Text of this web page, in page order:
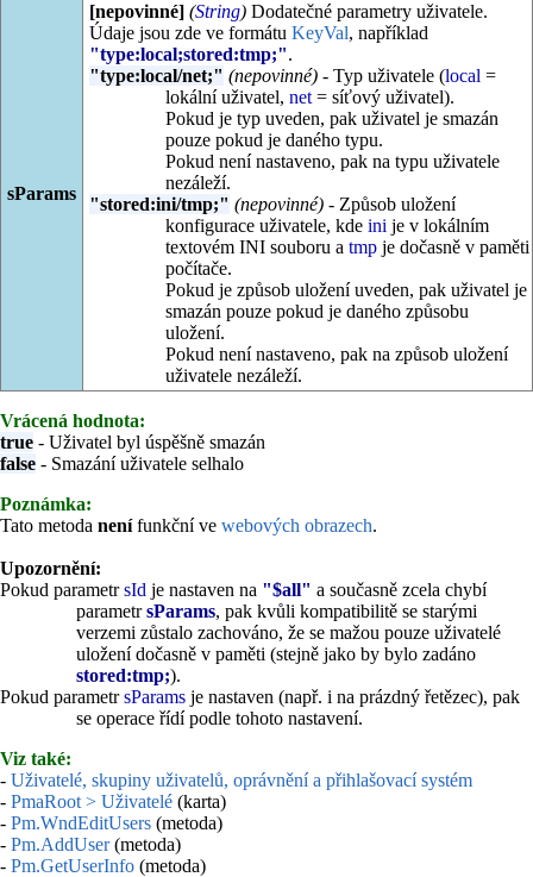
sParams
[nepovinné] (String)Dodatečné parametry uživatele.
Údaje jsou zde ve formátu KeyVal, například
"type:local;stored:tmp;".
"type:local/net;" (nepovinné)- Typ uživatele (local =
lokální uživatel, net= síťový uživatel).
Pokud je typ uveden, pak uživatel je smazán
pouze pokud je daného typu.
Pokud není nastaveno, pak na typu uživatele
nezáleží.
"stored:ini/tmp;" (nepovinné)- Způsob uložení
konfigurace uživatele, kde ini je v lokálním
textovém INI souboru a tmpje dočasně v paměti
počítače.
Pokud je způsob uložení uveden, pak uživatel je
smazán pouze pokud je daného způsobu
uložení.
Pokud není nastaveno, pak na způsob uložení
uživatele nezáleží.
Vrácená hodnota:
true - Uživatel byl úspěšně smazán
false - Smazání uživatele selhalo
Poznámka:
Tato metoda nenífunkční ve webových obrazech.
Upozornění:
Pokud parametrsId je nastaven na "$all" a současně zcela chybí
parametrsParams, pak kvůli kompatibilitě se starými
verzemi zůstalo zachováno, že se mažou pouze uživatelé
uložení dočasně v paměti (stejně jako by bylo zadáno
stored:tmp;).
Pokud parametrsParams je nastaven (např. i na prázdný řetězec), pak
se operace řídí podle tohoto nastavení.
Viz také:
- Uživatelé, skupiny uživatelů, oprávnění a přihlašovací systém
- PmaRoot > Uživatelé (karta)
- Pm.WndEditUsers (metoda)
- Pm.AddUser(metoda)
- Pm.GetUserInfo (metoda)